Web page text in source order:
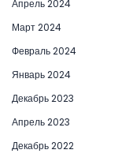
Апрель 2024
Март 2024
Февраль 2024
Январь 2024
Декабрь 2023
Апрель 2023
Декабрь 2022